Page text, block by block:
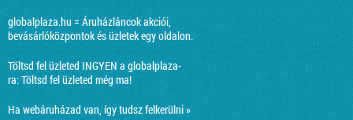
globalplaza.hu = Áruházláncok akciói,
bevásárlóközpontok és üzletek egy oldalon.
Töltsd fel üzleted INGYEN a globalplaza-
ra:Töltsd fel üzleted még ma!
Ha webáruházad van, így tudsz felkerülni »